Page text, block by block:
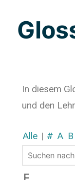
In diesem
und den
Alle | # A B